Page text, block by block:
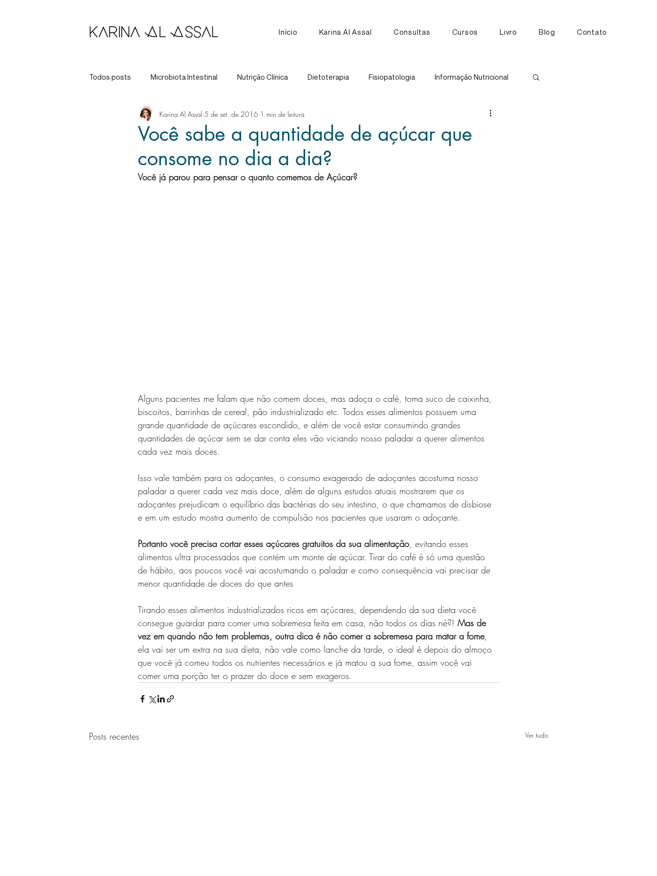
Início Karina Al Assal Consultas Cursos Livro Blog Contato
Todos posts Microbiota Intestinal Nutrição Clínica Dietoterapia Fisiopatologia Informação Nutricional
Longevidade Tratamento Nutrição Esportiva
Você sabe a quantidade de açúcar que
consome no dia a dia?
Karina Al Assal 5 de set. de 2016 1 min de leitura
Você já parou para pensar o quanto comemos de Açúcar?
Alguns pacientes me falam que não comem doces, mas adoça o café, toma suco de caixinha,
biscoitos, barrinhas de cereal, pão industrializado etc. Todos esses alimentos possuem uma
grande quantidade de açúcares escondido, e além de você estar consumindo grandes
quantidades de açúcar sem se dar conta eles vão viciando nosso paladar a querer alimentos
cada vez mais doces.
Isso vale também para os adoçantes, o consumo exagerado de adoçantes acostuma nosso
paladar a querer cada vez mais doce, além de alguns estudos atuais mostrarem que os
adoçantes prejudicam o equilíbrio das bactérias do seu intestino, o que chamamos de disbiose
e em um estudo mostra aumento de compulsão nos pacientes que usaram o adoçante.
Portanto você precisa cortar esses açúcares gratuitos da sua alimentação , evitando esses
alimentos ultra processados que contém um monte de açúcar. Tirar do café é só uma questão
de hábito, aos poucos você vai acostumando o paladar e como consequência vai precisar de
menor quantidade de doces do que antes
Tirando esses alimentos industrializados ricos em açúcares, dependendo da sua dieta você
consegue guardar para comer uma sobremesa feita em casa, não todos os dias né?! Mas de
vez em quando não tem problemas, outra dica é não comer a sobremesa para matar a fome,
ela vai ser um extra na sua dieta, não vale como lanche da tarde, o ideal é depois do almoço
que você já comeu todos os nutrientes necessários e já matou a sua fome, assim você vai
comer uma porção ter o prazer do doce e sem exageros.
Posts recentes Ver tudo